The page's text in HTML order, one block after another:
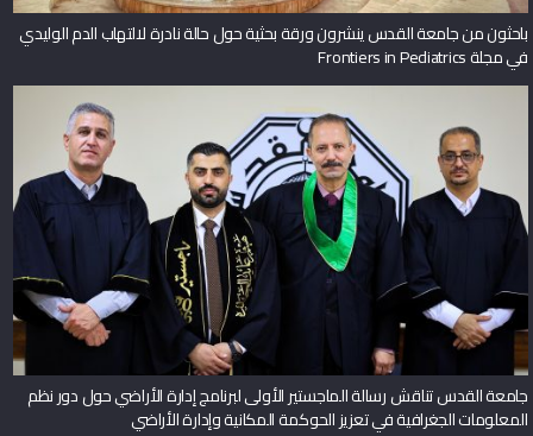
باحثون من جامعة القدس ينشرون ورقة بحثية حول حالة نادرة لالتهاب الدم الوليدي
في مجلة Frontiers in Pediatrics
جامعة القدس تناقش رسالة الماجستير الأولى لبرنامج إدارة الأراضي حول دور نظم
المعلومات الجغرافية في تعزيز الحوكمة المكانية وإدارة الأراضي